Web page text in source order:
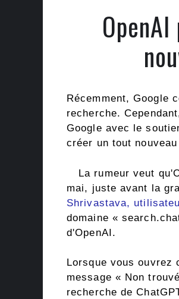
Récemment, Google
recherche.
Google avec le
créer un tout
La rumeur veut
mai, juste avant la
Shrivastava,
domaine «
d'OpenAI.
Lorsque vous ouvrez
message « Non
recherche de